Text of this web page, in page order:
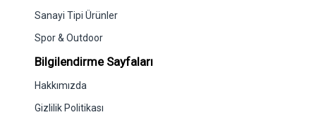
Sanayi Tipi Ürünler
Spor & Outdoor
Bilgilendirme Sayfaları
Hakkımızda
Gizlilik Politikası